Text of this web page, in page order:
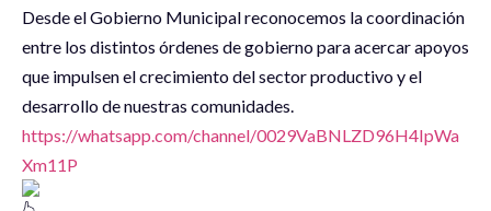
Desde el Gobierno Municipal reconocemos la coordinación
entre los distintos órdenes de gobierno para acercar apoyos
que impulsen el crecimiento del sector productivo y el
desarrollo de nuestras comunidades.
https://whatsapp.com/channel/0029VaBNLZD96H4IpWa
Xm11P